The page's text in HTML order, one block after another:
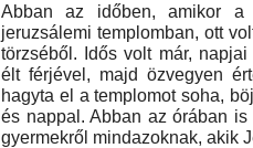
Abban az időben, amikor a
jeruzsálemi templomban, ott
törzséből. Idős volt már,
élt férjével, majd özvegyen
hagyta el a templomot soha,
és nappal. Abban az órában
gyermekről mindazoknak, akik